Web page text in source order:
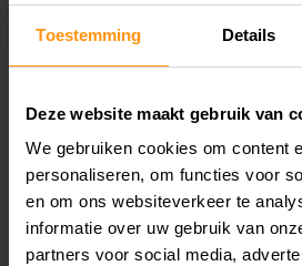
Toestemming Details
Deze website maakt gebruik van
We gebruiken cookies om content
personaliseren, om functies voor
en om ons websiteverkeer te
informatie over uw gebruik van
partners voor social media,
Behoud van comfortabele
Model-specifieke verlaging
OEM-waardige afwerking
Geschikt voor dagelijks
Verlaging per model: